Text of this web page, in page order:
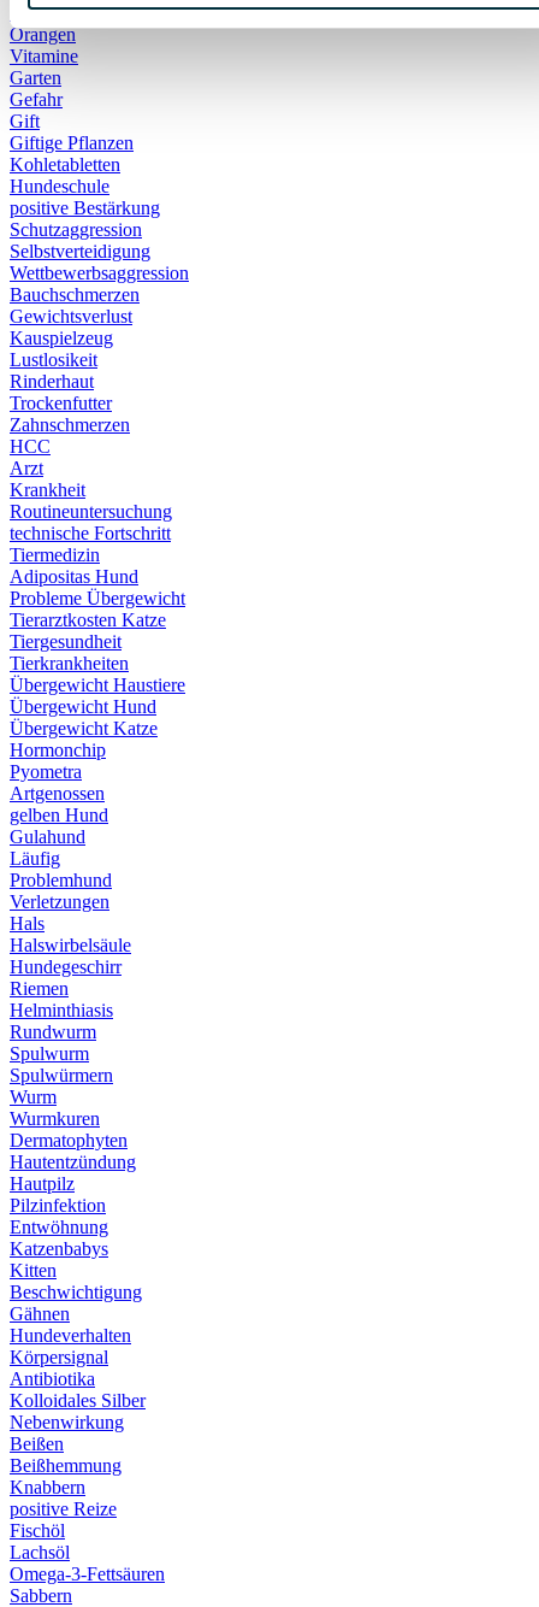
Blausäure
Orangen
Vitamine
Garten
Gefahr
Gift
Giftige Pflanzen
Kohletabletten
Hundeschule
positive Bestärkung
Schutzaggression
Selbstverteidigung
Wettbewerbsaggression
Bauchschmerzen
Gewichtsverlust
Kauspielzeug
Lustlosikeit
Rinderhaut
Trockenfutter
Zahnschmerzen
HCC
Arzt
Krankheit
Routineuntersuchung
technische Fortschritt
Tiermedizin
Adipositas Hund
Probleme Übergewicht
Tierarztkosten Katze
Tiergesundheit
Tierkrankheiten
Übergewicht Haustiere
Übergewicht Hund
Übergewicht Katze
Hormonchip
Pyometra
Artgenossen
gelben Hund
Gulahund
Läufig
Problemhund
Verletzungen
Hals
Halswirbelsäule
Hundegeschirr
Riemen
Helminthiasis
Rundwurm
Spulwurm
Spulwürmern
Wurm
Wurmkuren
Dermatophyten
Hautentzündung
Hautpilz
Pilzinfektion
Entwöhnung
Katzenbabys
Kitten
Beschwichtigung
Gähnen
Hundeverhalten
Körpersignal
Antibiotika
Kolloidales Silber
Nebenwirkung
Beißen
Beißhemmung
Knabbern
positive Reize
Fischöl
Lachsöl
Omega-3-Fettsäuren
Sabbern